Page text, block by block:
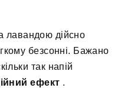
лавандою дійсно
безсонні. Бажано
так напій
ефект .